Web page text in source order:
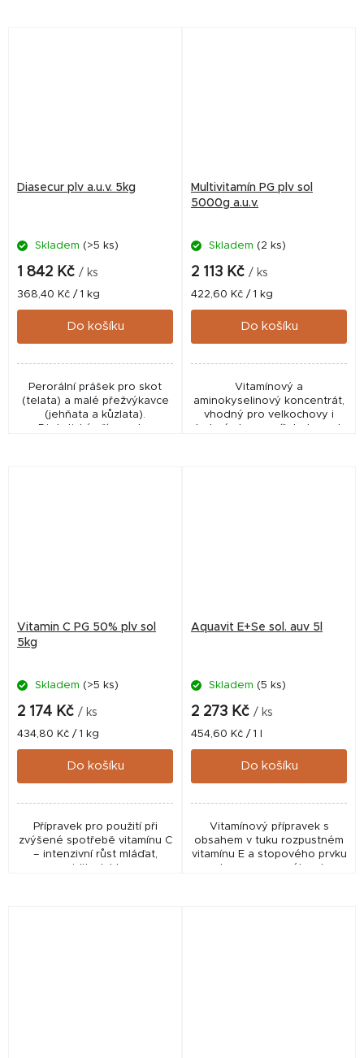
Diasecur plv a.u.v. 5kg
Skladem (>5 ks)
1 842 Kč / ks
Měrná
cena:
368,40 Kč / 1 kg
Do košíku
Perorální prášek pro skot
(telata) a malé přežvýkavce
(jehňata a kůzlata).
Dietetický přípravek s
Multivitamín PG plv sol
5000g a.u.v.
Skladem (2 ks)
2 113 Kč / ks
Měrná
cena:
422,60 Kč / 1 kg
Do košíku
Vitamínový a
aminokyselinový koncentrát,
vhodný pro velkochovy i
drobné chovy zvířat, do vody
Vitamin C PG 50% plv sol
5kg
Skladem (>5 ks)
2 174 Kč / ks
Měrná
cena:
434,80 Kč / 1 kg
Do košíku
Přípravek pro použití při
zvýšené spotřebě vitamínu C
– intenzivní růst mláďat,
Aquavit E+Se sol. auv 5l
Skladem (5 ks)
2 273 Kč / ks
Měrná
cena:
454,60 Kč / 1 l
Do košíku
Vitamínový přípravek s
obsahem v tuku rozpustném
vitamínu E a stopového prvku